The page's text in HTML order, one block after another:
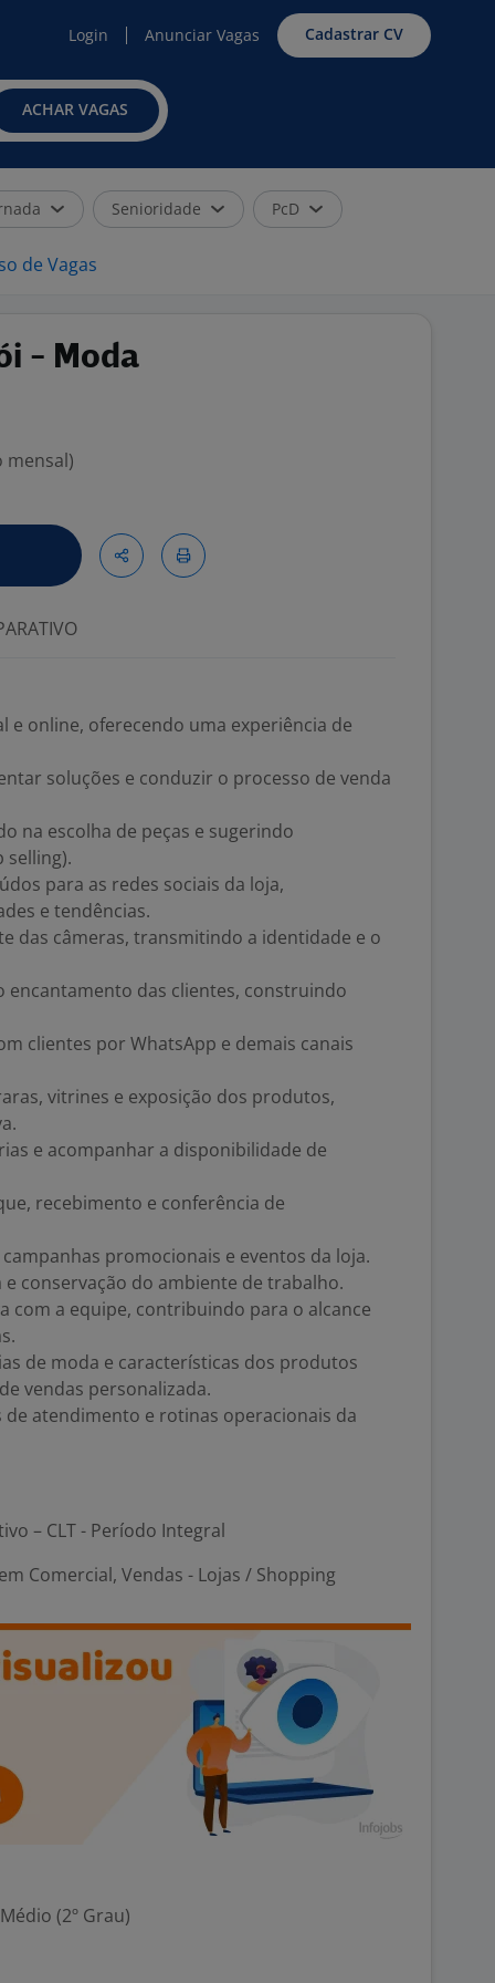
Login Anunciar Vagas Cadastrar CV
ACHAR VAGAS
Senioridade PcD
de Vagas
- Moda
mensal)
e online, oferecendo uma experiência de
soluções e conduzir o processo de venda
na escolha de peças e sugerindo
selling).
para as redes sociais da loja,
e tendências.
das câmeras, transmitindo a identidade e o
encantamento das clientes, construindo
clientes por WhatsApp e demais canais
vitrines e exposição dos produtos,
e acompanhar a disponibilidade de
recebimento e conferência de
promocionais e eventos da loja.
conservação do ambiente de trabalho.
com a equipe, contribuindo para o alcance
de moda e características dos produtos
vendas personalizada.
atendimento e rotinas operacionais da
– CLT - Período Integral
Comercial, Vendas - Lojas / Shopping
(2º Grau)